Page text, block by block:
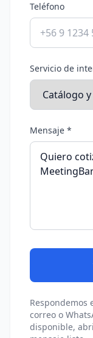
Teléfono
Servicio de
Mensaje *
Respondemos
correo o
disponible,